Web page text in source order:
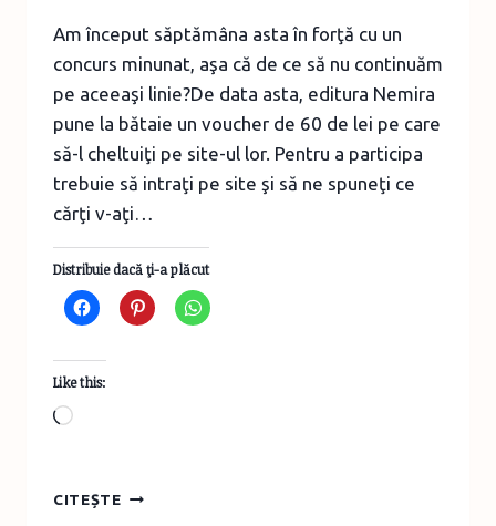
Am început săptămâna asta în forţă cu un
concurs minunat, aşa că de ce să nu continuăm
pe aceeaşi linie?De data asta, editura Nemira
pune la bătaie un voucher de 60 de lei pe care
să-l cheltuiţi pe site-ul lor. Pentru a participa
trebuie să intraţi pe site şi să ne spuneţi ce
cărţi v-aţi…
Distribuie dacă ţi-a plăcut
Like this:
Loading…
CITEȘTECONCURS